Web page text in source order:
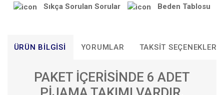
Sıkça Sorulan Sorular Beden Tablosu
ÜRÜN BILGISI YORUMLAR TAKSIT SEÇENEKLERI
PAKET İÇERİSİNDE 6 ADET